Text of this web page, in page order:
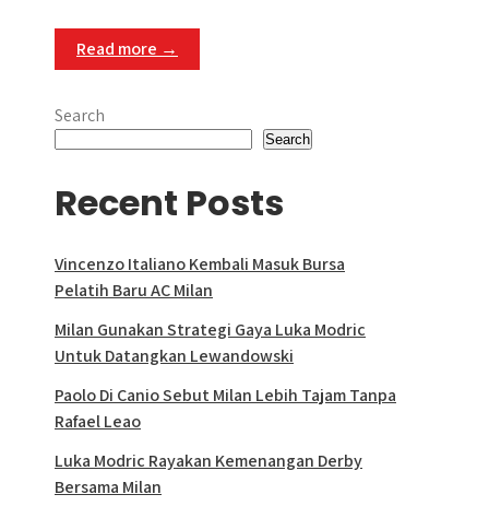
Read more →
Search
Search
Recent Posts
Vincenzo Italiano Kembali Masuk Bursa
Pelatih Baru AC Milan
Milan Gunakan Strategi Gaya Luka Modric
Untuk Datangkan Lewandowski
Paolo Di Canio Sebut Milan Lebih Tajam Tanpa
Rafael Leao
Luka Modric Rayakan Kemenangan Derby
Bersama Milan